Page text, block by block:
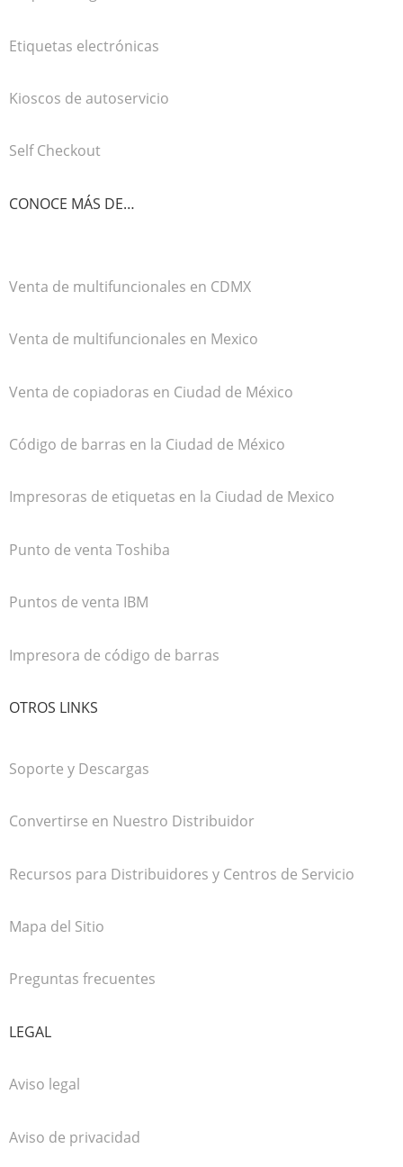
Etiquetas electrónicas
Kioscos de autoservicio
Self Checkout
CONOCE MÁS DE…
Venta de multifuncionales en CDMX
Venta de multifuncionales en Mexico
Venta de copiadoras en Ciudad de México
Código de barras en la Ciudad de México
Impresoras de etiquetas en la Ciudad de Mexico
Punto de venta Toshiba
Puntos de venta IBM
Impresora de código de barras
OTROS LINKS
Soporte y Descargas
Convertirse en Nuestro Distribuidor
Recursos para Distribuidores y Centros de Servicio
Mapa del Sitio
Preguntas frecuentes
LEGAL
Aviso legal
Aviso de privacidad